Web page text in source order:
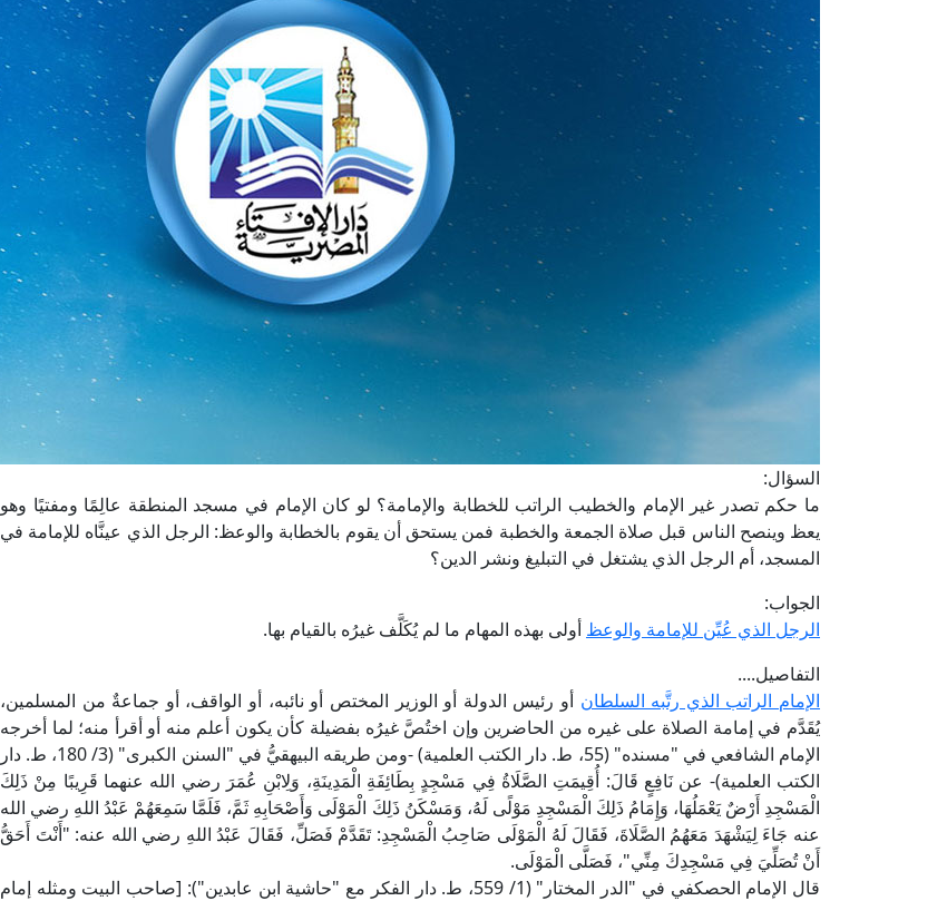
السؤال:
ما حكم تصدر غير الإمام والخطيب الراتب للخطابة والإمامة؟ لو كان الإمام في مسجد المنطقة عالِمًا ومفتيًا وهو
يعظ وينصح الناس قبل صلاة الجمعة والخطبة فمن يستحق أن يقوم بالخطابة والوعظ: الرجل الذي عينَّاه للإمامة في
المسجد، أم الرجل الذي يشتغل في التبليغ ونشر الدين؟
الجواب:
الرجل الذي عُيِّن للإمامة والوعظ أولى بهذه المهام ما لم يُكَلَّف غيرُه بالقيام بها.
التفاصيل....
الإمام الراتب الذي رتَّبه السلطان أو رئيس الدولة أو الوزير المختص أو نائبه، أو الواقف، أو جماعةٌ من المسلمين،
يُقَدَّم في إمامة الصلاة على غيره من الحاضرين وإن اختُصَّ غيرُه بفضيلة كأن يكون أعلم منه أو أقرأ منه؛ لما أخرجه
الإمام الشافعي في "مسنده" (55، ط. دار الكتب العلمية) -ومن طريقه البيهقيُّ في "السنن الكبرى" (3/ 180، ط. دار
الكتب العلمية)- عن نَافِعٍ قَالَ: أُقِيمَتِ الصَّلَاةُ فِي مَسْجِدٍ بِطَائِفَةِ الْمَدِينَةِ، وَلِابْنِ عُمَرَ رضي الله عنهما قَرِيبًا مِنْ ذَلِكَ
الْمَسْجِدِ أَرْضٌ يَعْمَلُهَا، وَإِمَامُ ذَلِكَ الْمَسْجِدِ مَوْلًى لَهُ، وَمَسْكَنُ ذَلِكَ الْمَوْلَى وَأَصْحَابِهِ ثَمَّ، فَلَمَّا سَمِعَهُمْ عَبْدُ اللهِ رضي الله
عنه جَاءَ لِيَشْهَدَ مَعَهُمُ الصَّلَاةَ، فَقَالَ لَهُ الْمَوْلَى صَاحِبُ الْمَسْجِدِ: تَقَدَّمْ فَصَلِّ، فَقَالَ عَبْدُ اللهِ رضي الله عنه: "أَنْتَ أَحَقُّ
أَنْ تُصَلِّيَ فِي مَسْجِدِكَ مِنِّي"، فَصَلَّى الْمَوْلَى.
قال الإمام الحصكفي في "الدر المختار" (1/ 559، ط. دار الفكر مع "حاشية ابن عابدين"): [صاحب البيت ومثله إمام